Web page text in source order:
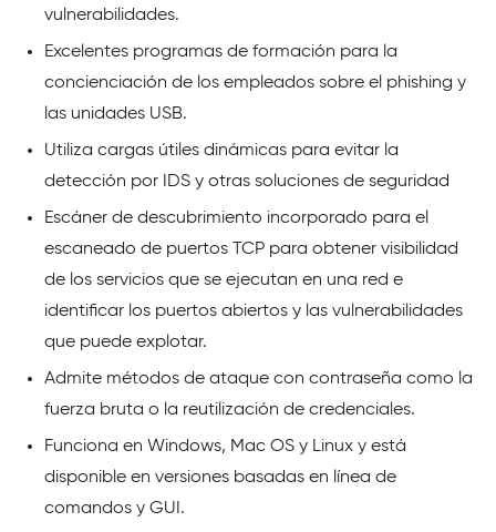
vulnerabilidades.
Excelentes programas de formación para la
concienciación de los empleados sobre el phishing y
las unidades USB.
Utiliza cargas útiles dinámicas para evitar la
detección por IDS y otras soluciones de seguridad
Escáner de descubrimiento incorporado para el
escaneado de puertos TCP para obtener visibilidad
de los servicios que se ejecutan en una red e
identificar los puertos abiertos y las vulnerabilidades
que puede explotar.
Admite métodos de ataque con contraseña como la
fuerza bruta o la reutilización de credenciales.
Funciona en Windows, Mac OS y Linux y está
disponible en versiones basadas en línea de
comandos y GUI.